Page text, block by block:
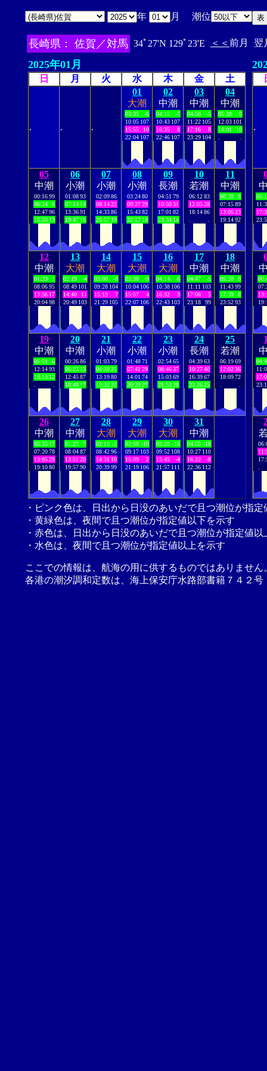
年 月 潮位
長崎県： 佐賀／対馬 34ﾟ27'N 129ﾟ23'E ＜＜ 前月 翌
2025年01月
日 月 火 水 木 金 土
. . .
01
大潮
03:35
-6
10:05 107
15:55
10
22:04 107
02
中潮
04:15
-7
10:43 107
16:35
8
22:46 107
03
中潮
04:56
-5
11:22 105
17:16
8
23:29 104
04
中潮
05:38
0
12:03 101
18:01
10
05
中潮
00:16 99
06:24
6
12:47 96
18:50 13
06
小潮
01:08 93
07:14 14
13:36 91
19:47 16
07
小潮
02:09 86
08:14 22
14:33 86
20:57 19
08
小潮
03:24 80
09:27 29
15:43 82
22:17 18
09
長潮
04:51 79
10:50 31
17:01 82
23:34 14
10
若潮
06:12 83
12:05 28
18:14 86
11
中潮
00:39
8
07:15 89
13:06 23
19:14 92
12
中潮
01:33
1
08:06 95
13:56 17
20:04 98
13
大潮
02:19
-4
08:49 101
14:40
11
20:49 103
14
大潮
03:00
-8
09:28 104
15:19
7
21:29 105
15
大潮
03:38
-9
10:04 106
15:57
4
22:07 106
16
大潮
04:14
-8
10:38 106
16:32
3
22:43 103
17
中潮
04:47
-5
11:11 103
17:06
5
23:18
99
18
中潮
05:20
0
11:43 99
17:39
8
23:52 93
19
中潮
05:51
6
12:14 93
18:13 12
20
中潮
00:26 86
06:23 13
12:45 87
18:49 17
21
小潮
01:03 79
06:58 21
13:19 80
19:32 22
22
小潮
01:48 71
07:41 29
14:01 74
20:29 27
23
小潮
02:54 65
08:46 37
15:03 69
21:53 28
24
長潮
04:39 63
10:27 40
16:39 67
23:26 25
25
若潮
06:19 69
12:02 36
18:09 72
26
中潮
00:35 17
07:20 78
13:05 29
19:10 80
27
中潮
01:27
7
08:04 87
13:51 20
19:57 90
28
大潮
02:10 -2
08:42 96
14:31 10
20:39 99
29
大潮
02:50 -10
09:17 103
15:09
2
21:19 106
30
大潮
03:28 -16
09:52 108
15:45
-4
21:57 111
31
中潮
04:05 -18
10:27 110
16:22
-8
22:36 112
.
・ピンク色は、日出から日没のあいだで且つ潮位が指
・黄緑色は、夜間で且つ潮位が指定値以下を示す
・赤色は、日出から日没のあいだで且つ潮位が指定値以
・水色は、夜間で且つ潮位が指定値以上を示す
ここでの情報は、航海の用に供するものではありませ
各港の潮汐調和定数は、海上保安庁水路部書籍７４２